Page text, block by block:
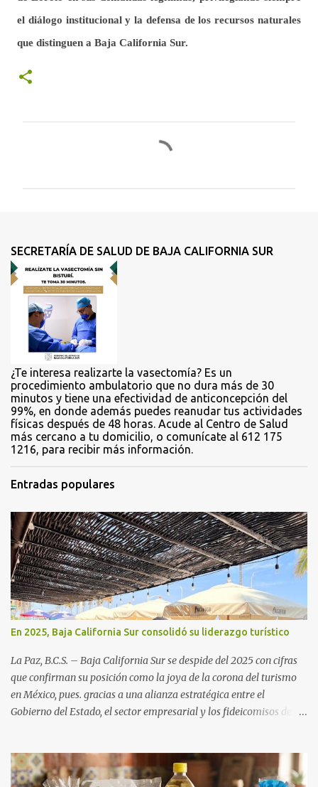
el diálogo institucional y la defensa de los recursos naturales
que distinguen a Baja California Sur.
t
a
r
o
SECRETARÍA DE SALUD DE BAJA CALIFORNIA SUR
¿Te interesa realizarte la vasectomía? Es un
procedimiento ambulatorio que no dura más de 30
minutos y tiene una efectividad de anticoncepción del
99%, en donde además puedes reanudar tus actividades
físicas después de 48 horas. Acude al Centro de Salud
más cercano a tu domicilio, o comunícate al 612 175
1216, para recibir más información.
Entradas populares
En 2025, Baja California Sur consolidó su liderazgo turístico
La Paz, B.C.S. – Baja California Sur se despide del 2025 con cifras
que confirman su posición como la joya de la corona del turismo
en México, pues. gracias a una alianza estratégica entre el
Gobierno del Estado, el sector empresarial y los fideicomisos de
una derrama económica sin precedentes. Las proyecciones para
este periodo vacacional son optimistas, con un promedio estatal